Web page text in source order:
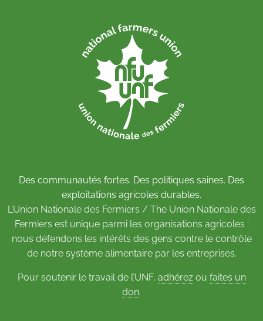
Des communautés fortes. Des politiques saines. Des
exploitations agricoles durables.
L’Union Nationale des Fermiers / The Union Nationale des
Fermiers est unique parmi les organisations agricoles :
nous défendons les intérêts des gens contre le contrôle
de notre système alimentaire par les entreprises.
Pour soutenir le travail de l’UNF, adhérezou faites un
don.